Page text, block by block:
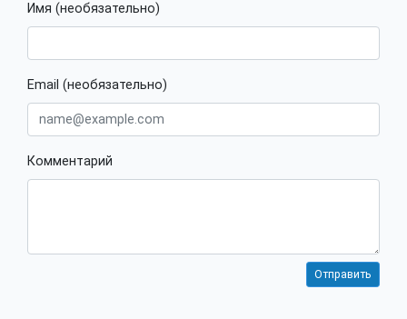
Имя (необязательно)
Email (необязательно)
Комментарий